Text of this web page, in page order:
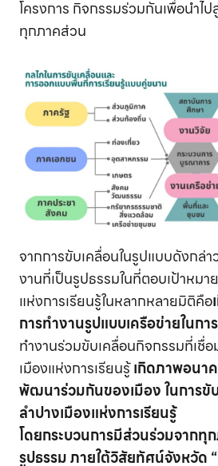
โครงการ กิจกรรมร่วมกันเพื่อนำ
ทุกภาคส่วน
จากการขับเคลื่อนในรูปแบบดังกล่า
งานที่เป็นรูปธรรมในที่ตอบเป้าหมา
แห่งการเรียนรู้ในหลากหลายมิติคือ
การทำงานรูปแบบเครือข่ายในก
ทำงานร่วมขับเคลื่อนกิจกรรมที่เชื่
เมืองแห่งการเรียนรู้เกิดภาพอนา
พัฒนาร่วมกันของเมือง ในการ
ลำปางเมืองแห่งการเรียนรู้
โดยกระบวนการมีส่วนร่วมจากทุ
รูปธรรม ภายใต้วิสัยทัศน์จังหวัด